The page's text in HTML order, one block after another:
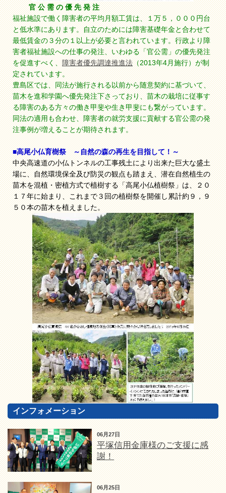
官 公 需 の 優 先 発 注
福祉施設で働く障害者の平均月額工賃は、１万５，０００円台
と低水準にあります。自立のためには障害基礎年金と合わせて
最低賃金の３分の１以上が必要と言われています。行政より障
害者福祉施設への仕事の発注、いわゆる「官公需」の優先発注
を促進すべく、障害者優先調達推進法（2013年4月施行）が制
定されています。
豊島区では、同法が施行される以前から随意契約に基づいて、
苗木を進和学園へ優先発注下さっており、苗木の栽培に従事す
る障害のある方々の働き甲斐や生き甲斐にも繋がっています。
同法の適用も合わせ、障害者の就労支援に貢献する官公需の発
注事例が増えることが期待されます。
■高尾小仏育樹祭 ～自然の森の再生を目指して！～
中央高速道の小仏トンネルの工事残土により出来た巨大な盛土
場に、自然環境保全及び防災の観点も踏まえ、潜在自然植生の
苗木を混植・密植方式で植樹する「高尾小仏植樹祭」は、２０
１７年に始まり、これまで３回の植樹祭を開催し累計約９，９
５０本の苗木を植えました。
インフォメーション
06月27日
平塚信用金庫様のご支援に感
謝！
06月25日